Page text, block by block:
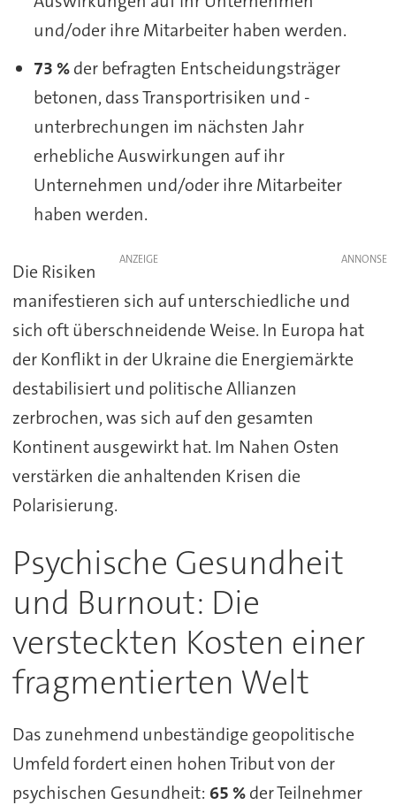
und/oder ihre Mitarbeiter haben werden.
73 %der befragten Entscheidungsträger
betonen, dass Transportrisiken und -
unterbrechungen im nächsten Jahr
erhebliche Auswirkungen auf ihr
Unternehmen und/oder ihre Mitarbeiter
haben werden.
ANZEIGE
Die Risiken
manifestieren sich auf unterschiedliche und
sich oft überschneidende Weise. In Europa hat
der Konflikt in der Ukraine die Energiemärkte
destabilisiert und politische Allianzen
zerbrochen, was sich auf den gesamten
Kontinent ausgewirkt hat. Im Nahen Osten
verstärken die anhaltenden Krisen die
Polarisierung.
Psychische Gesundheit
und Burnout: Die
versteckten Kosten einer
fragmentierten Welt
Das zunehmend unbeständige geopolitische
Umfeld fordert einen hohen Tribut von der
psychischen Gesundheit: 65 %der Teilnehmer